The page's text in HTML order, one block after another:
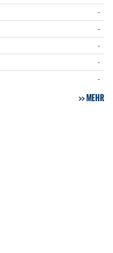
-
-
-
-
-
MEHR